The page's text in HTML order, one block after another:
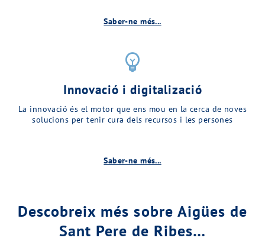
Saber-ne més...
emoji_objects
Innovació i digitalizació
La innovació és el motor que ens mou en la cerca de noves
solucions per tenir cura dels recursos i les persones
Saber-ne més...
Descobreix més sobre Aigües de
Sant Pere de Ribes…